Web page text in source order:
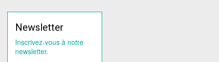
Newsletter
Inscrivez-vous à notre
newsletter.